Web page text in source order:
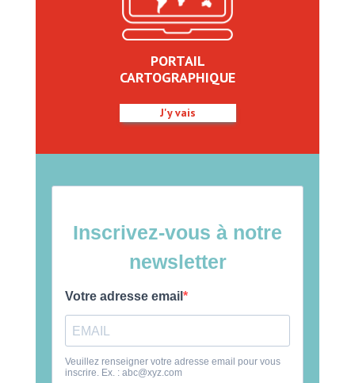
PORTAIL
CARTOGRAPHIQUE
J'y vais